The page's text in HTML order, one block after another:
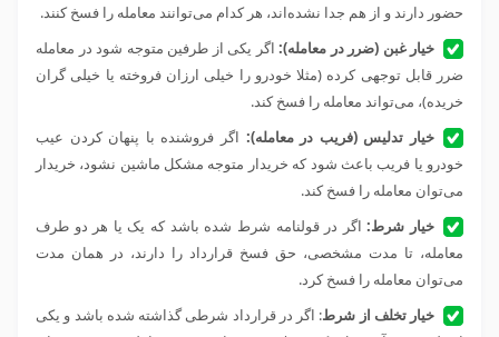
حضور دارند و از هم جدا نشده‌اند، هر کدام می‌توانند معامله را فسخ کنند.
خیار غبن (ضرر در معامله): اگر یکی از طرفین متوجه شود در معامله
ضرر قابل توجهی کرده (مثلا خودرو را خیلی ارزان فروخته یا خیلی گران
خریده)، می‌تواند معامله را فسخ کند.
خیار تدلیس (فریب در معامله): اگر فروشنده با پنهان کردن عیب
خودرو یا فریب باعث شود که خریدار متوجه مشکل ماشین نشود، خریدار
می‌توان معامله را فسخ کند.
خیار شرط:اگر در قولنامه شرط شده باشد که یک یا هر دو طرف
معامله، تا مدت مشخصی، حق فسخ قرارداد را دارند، در همان مدت
می‌توان معامله را فسخ کرد.
خیار تخلف از شرط: اگر در قرارداد شرطی گذاشته شده باشد و یکی